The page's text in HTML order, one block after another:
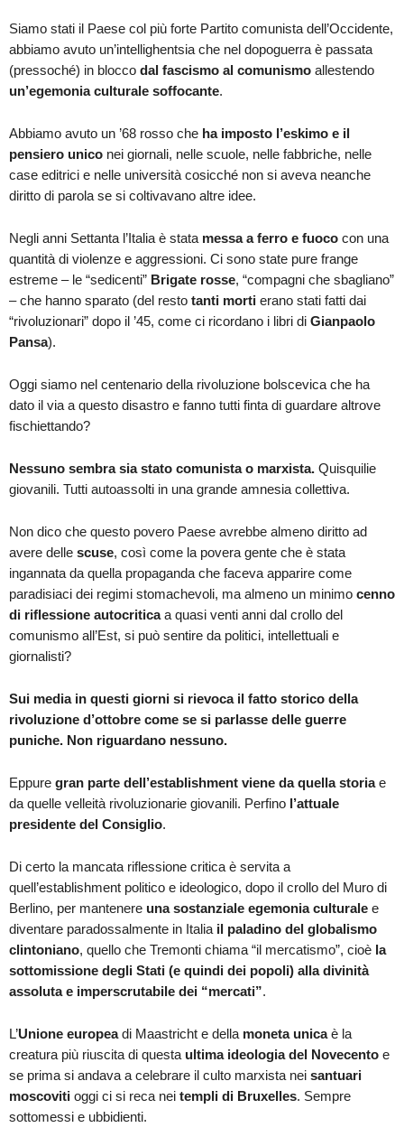
Siamo stati il Paese col più forte Partito comunista dell’Occidente,
abbiamo avuto un’intellighentsia che nel dopoguerra è passata
(pressoché) in blocco dal fascismo al comunismo allestendo
un’egemonia culturale soffocante.
Abbiamo avuto un ’68 rosso che ha imposto l’eskimo e il
pensiero unico nei giornali, nelle scuole, nelle fabbriche, nelle
case editrici e nelle università cosicché non si aveva neanche
diritto di parola se si coltivavano altre idee.
Negli anni Settanta l’Italia è stata messa a ferro e fuoco con una
quantità di violenze e aggressioni. Ci sono state pure frange
estreme – le “sedicenti” Brigate rosse, “compagni che sbagliano”
– che hanno sparato (del resto tanti morti erano stati fatti dai
“rivoluzionari” dopo il ’45, come ci ricordano i libri di Gianpaolo
Pansa).
Oggi siamo nel centenario della rivoluzione bolscevica che ha
dato il via a questo disastro e fanno tutti finta di guardare altrove
fischiettando?
Nessuno sembra sia stato comunista o marxista. Quisquilie
giovanili. Tutti autoassolti in una grande amnesia collettiva.
Non dico che questo povero Paese avrebbe almeno diritto ad
avere delle scuse, così come la povera gente che è stata
ingannata da quella propaganda che faceva apparire come
paradisiaci dei regimi stomachevoli, ma almeno un minimo cenno
di riflessione autocriticaa quasi venti anni dal crollo del
comunismo all’Est, si può sentire da politici, intellettuali e
giornalisti?
Sui media in questi giorni si rievoca il fatto storico della
rivoluzione d’ottobre come se si parlasse delle guerre
puniche. Non riguardano nessuno.
Eppure gran parte dell’establishment viene da quella storiae
da quelle velleità rivoluzionarie giovanili. Perfino l’attuale
presidente del Consiglio.
Di certo la mancata riflessione critica è servita a
quell’establishment politico e ideologico, dopo il crollo del Muro di
Berlino, per mantenere una sostanziale egemonia culturale e
diventare paradossalmente in Italia il paladino del globalismo
clintoniano, quello che Tremonti chiama “il mercatismo”, cioè la
sottomissione degli Stati (e quindi dei popoli) alla divinità
assoluta e imperscrutabile dei “mercati”.
L’Unione europeadi Maastricht e della moneta unicaè la
creatura più riuscita di questa ultima ideologia del Novecento e
se prima si andava a celebrare il culto marxista nei santuari
moscoviti oggi ci si reca nei templi di Bruxelles. Sempre
sottomessi e ubbidienti.